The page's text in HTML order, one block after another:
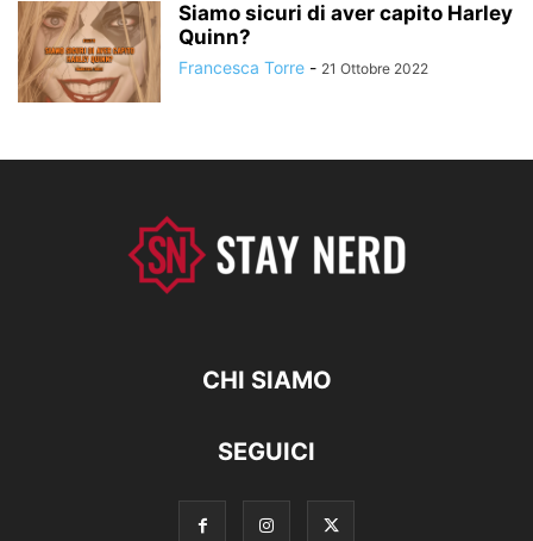
Siamo sicuri di aver capito Harley
Quinn?
Francesca Torre - 21 Ottobre 2022
CHI SIAMO
SEGUICI